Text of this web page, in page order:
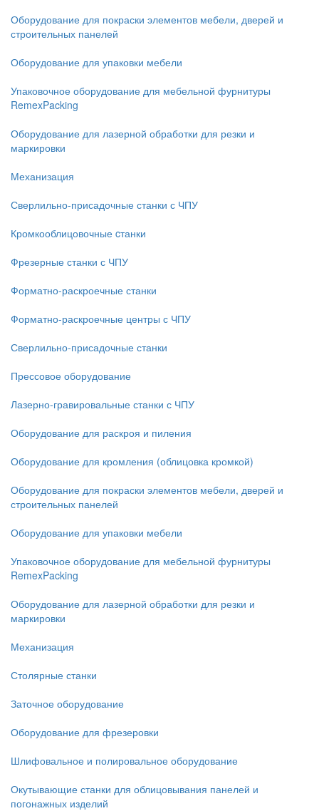
Оборудование для покраски элементов мебели, дверей и
строительных панелей
Оборудование для упаковки мебели
Упаковочное оборудование для мебельной фурнитуры
RemexPacking
Оборудование для лазерной обработки для резки и
маркировки
Механизация
Сверлильно-присадочные станки с ЧПУ
Кромкооблицовочные cтанки
Фрезерные станки с ЧПУ
Форматно-раскроечные станки
Форматно-раскроечные центры с ЧПУ
Сверлильно-присадочные станки
Прессовое оборудование
Лазерно-гравировальные станки с ЧПУ
Оборудование для раскроя и пиления
Оборудование для кромления (облицовка кромкой)
Оборудование для покраски элементов мебели, дверей и
строительных панелей
Оборудование для упаковки мебели
Упаковочное оборудование для мебельной фурнитуры
RemexPacking
Оборудование для лазерной обработки для резки и
маркировки
Механизация
Столярные станки
Заточное оборудование
Оборудование для фрезеровки
Шлифовальное и полировальное оборудование
Окутывающие станки для облицовывания панелей и
погонажных изделий